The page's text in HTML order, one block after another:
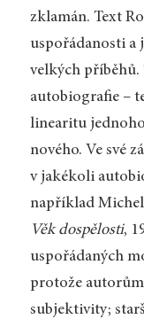
zklamán. Text
uspořádanosti a
velkých příběhů.
autobiografie –
linearitu
nového. Ve své
v jakékoli
například
Věk dospělosti,
uspořádaných
protože autorům
subjektivity;